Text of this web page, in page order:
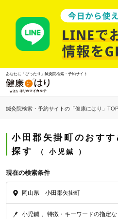
あなたに「ぴったり」鍼灸院検索・予約サイト
鍼灸院検索・予約サイトの「健康にはり」TOP
小田郡矢掛町のおす
探す
小児鍼
現在の検索条件
岡山県 小田郡矢掛町
小児鍼 特徴・キーワードの指定な
「健康にはりを見た」